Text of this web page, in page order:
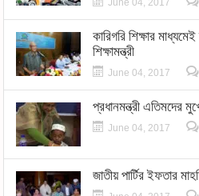
June 04, 2017
কারিগরি শিক্ষার
শিক্ষামন্ত্রী
June 04, 2017
প্রধানমন্ত্রী এতিমদের
June 04, 2017
জাতীয় পার্টির ইফতার